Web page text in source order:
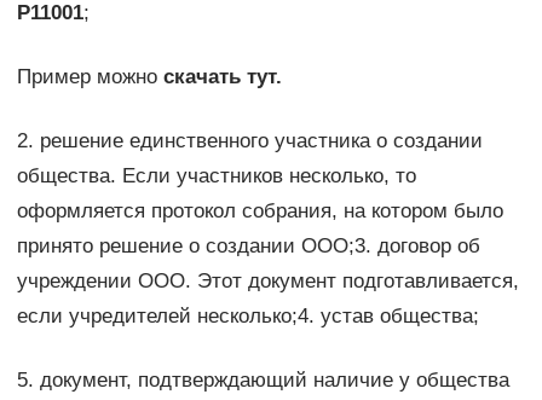
Р11001;
Пример можно скачать тут.
2. решение единственного участника о создании
общества. Если участников несколько, то
оформляется протокол собрания, на котором было
принято решение о создании ООО;3. договор об
учреждении ООО. Этот документ подготавливается,
если учредителей несколько;4. устав общества;
5. документ, подтверждающий наличие у общества